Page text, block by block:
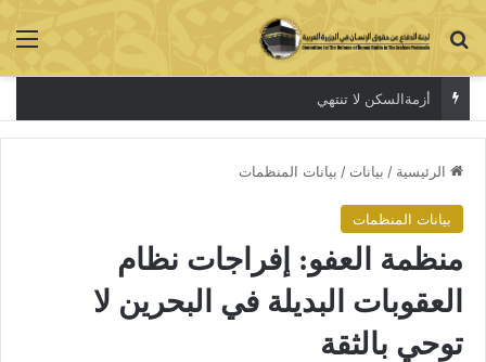
بحث عن
أزمةالسكن لا تنتهي
الرئيسية / بيانات / بيانات المنظمات
بيانات المنظمات
منظمة العفو: إفراجات نظام
العقوبات البديلة في البحرين لا
توحي بالثقة